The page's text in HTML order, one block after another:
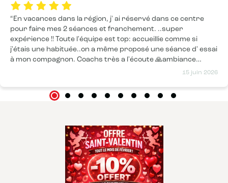
15 juin 2026
En vacances dans la région, j' ai réservé dans ce centre
pour faire mes 2 séances et franchement. ..super
expérience !! Toute l'équipe est top: accueillie comme si
j'étais une habituée..on a même proposé une séance d' essai
à mon compagnon. Coachs très a l'écoute 🙏ambiance
chaleureuse..ne changez rien!!👍 Encore merci pour
Mary et JB...les normands.